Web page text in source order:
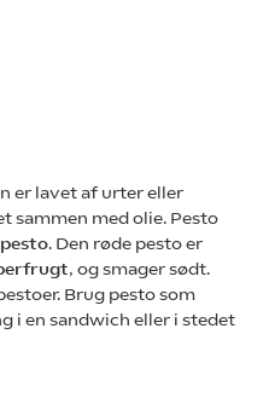
er lavet af urter eller
sammen med olie. Pesto
. Den røde pesto er
, og smager sødt.
Brug pesto som
i en sandwich eller i stedet